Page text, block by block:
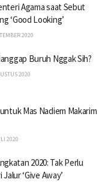
Agama saat Sebut
‘Good Looking’
2020
Buruh Nggak Sih?
2020
Mas Nadiem Makarim
2020
2020: Tak Perlu
‘Give Away’